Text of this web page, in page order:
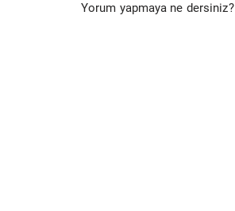
Yorum yapmaya ne dersiniz?